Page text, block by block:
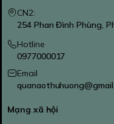
CN2:
254 Phan Đình Phùng,
Hotline
0977000017
Email
Mạng xã hội